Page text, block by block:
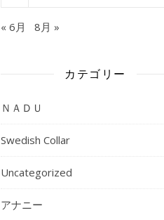
« 6月 8月 »
カテゴリー
ＮＡＤＵ
Swedish Collar
Uncategorized
アナニー